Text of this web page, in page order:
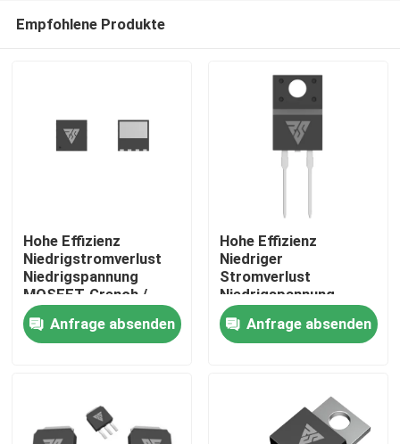
Produkte
Über uns
Empfohlene Produkte
Hohe Effizienz
Niedrigstromverlust
Niedrigspannung
MOSFET-Grench /
SGT-Prozess
Anfrage absenden
Hohe Effizienz
Niedriger
Stromverlust
Niedrigspannung
MOSFET-Grench/SGT-
ProzessAnfrage absenden